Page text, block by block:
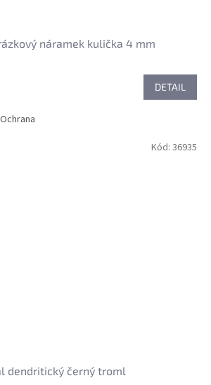
náramek kulička 4 mm
DETAIL
dendritický černý troml
Kód: 36935